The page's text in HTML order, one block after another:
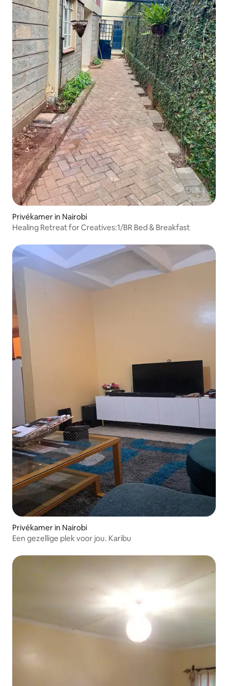
Privékamer in Nairobi
Healing Retreat for Creatives:1/BR Bed & Breakfast
Privékamer in Nairobi
Een gezellige plek voor jou. Karibu